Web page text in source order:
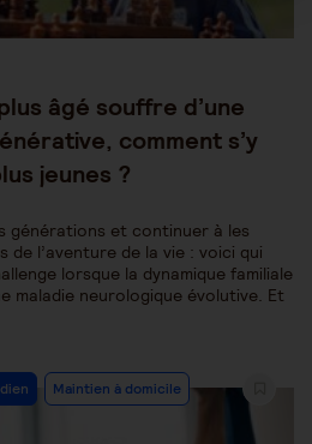
âgé souffre d’une
comment s’y
jeunes ?
générations et continuer à les
l’aventure de la vie : voici qui
lorsque la dynamique familiale
maladie neurologique évolutive. Et
Maintien à domicile